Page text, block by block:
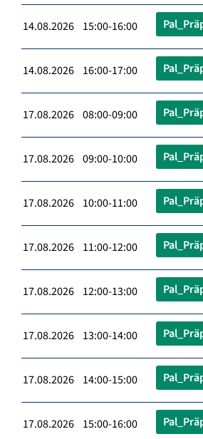
14.08.2026 15:00-16:00
14.08.2026 16:00-17:00
17.08.2026 08:00-09:00
17.08.2026 09:00-10:00
17.08.2026 10:00-11:00
17.08.2026 11:00-12:00
17.08.2026 12:00-13:00
17.08.2026 13:00-14:00
17.08.2026 14:00-15:00
17.08.2026 15:00-16:00